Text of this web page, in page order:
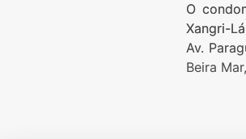
O
Xangri-
Av.
Beira